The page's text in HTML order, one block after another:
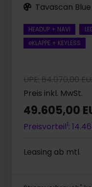
HEADUP + NAVI
eKLAPPE + KEYLESS
UPE: 64.070,00
Preis inkl. MwSt.
49.605,00
Preisvorteil1:
Leasing ab mtl.